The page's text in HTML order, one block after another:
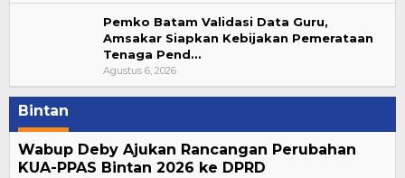
Pemko Batam Validasi Data Guru,
Amsakar Siapkan Kebijakan Pemerataan
Tenaga Pend…
Agustus 6, 2026
Bintan
Wabup Deby Ajukan Rancangan Perubahan
KUA-PPAS Bintan 2026 ke DPRD